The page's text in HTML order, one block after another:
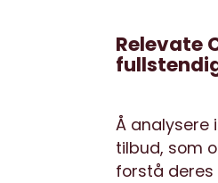
Relevate
Å analysere
tilbud, som
forstå